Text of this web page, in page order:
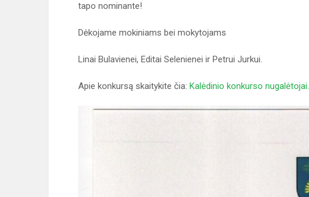
tapo nominante!
Dėkojame mokiniams bei mokytojams
Linai Bulavienei, Editai Selenienei ir Petrui Jurkui.
Apie konkursą skaitykite čia: Kalėdinio konkurso nugalėtojai.